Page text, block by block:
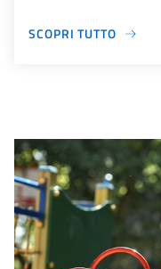
SCOPRI TUTTO